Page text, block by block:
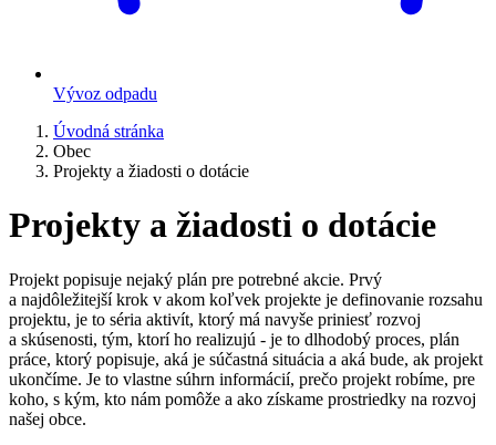
Vývoz odpadu
Úvodná stránka
Obec
Projekty a žiadosti o dotácie
Projekty a žiadosti o dotácie
Projekt popisuje nejaký plán pre potrebné akcie. Prvý
a najdôležitejší krok v akom koľvek projekte je definovanie rozsahu
projektu, je to séria aktivít, ktorý má navyše priniesť rozvoj
a skúsenosti, tým, ktorí ho realizujú - je to dlhodobý proces, plán
práce, ktorý popisuje, aká je súčastná situácia a aká bude, ak projekt
ukončíme. Je to vlastne súhrn informácií, prečo projekt robíme, pre
koho, s kým, kto nám pomôže a ako získame prostriedky na rozvoj
našej obce.